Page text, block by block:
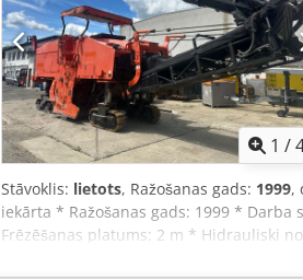
1 /
Stāvoklis: lietots, Ražošanas gads: 1999,
iekārta * Ražošanas gads: 1999 *
Frēzēšanas platums: 2 m * Hidrauliski
ir pieejami, rakstot WhatsApp *